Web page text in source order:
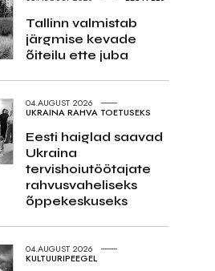
Tallinn valmistab
järgmise kevade
õiteilu ette juba
04.AUGUST 2026
UKRAINA RAHVA TOETUSEKS
Eesti haiglad saavad
Ukraina
tervishoiutöötajate
rahvusvaheliseks
õppekeskuseks
04.AUGUST 2026
KULTUURIPEEGEL